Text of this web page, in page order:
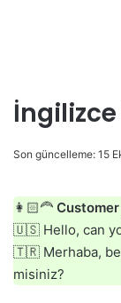
Son güncelleme: 15
👩🏻‍🦰 Customer
🇺🇸 Hello, can
🇹🇷 Merhaba,
misiniz?